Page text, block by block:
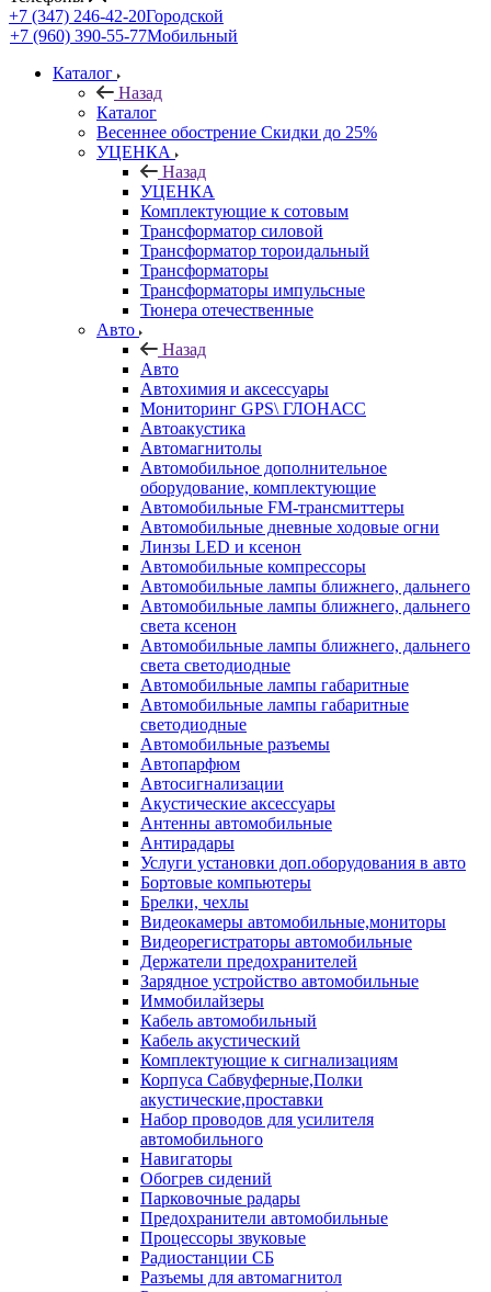
+7 (347) 246-42-20Городской
+7 (960) 390-55-77Мобильный
Каталог
Назад
Каталог
Весеннее обострение Скидки до 25%
УЦЕНКА
Назад
УЦЕНКА
Комплектующие к сотовым
Трансформатор силовой
Трансформатор тороидальный
Трансформаторы
Трансформаторы импульсные
Тюнера отечественные
Авто
Назад
Авто
Автохимия и аксессуары
Мониторинг GPS\ ГЛОНАСС
Автоакустика
Автомагнитолы
Автомобильное дополнительное
оборудование, комплектующие
Автомобильные FM-трансмиттеры
Автомобильные дневные ходовые огни
Линзы LED и ксенон
Автомобильные компрессоры
Автомобильные лампы ближнего, дальнего
Автомобильные лампы ближнего, дальнего
света ксенон
Автомобильные лампы ближнего, дальнего
света светодиодные
Автомобильные лампы габаритные
Автомобильные лампы габаритные
светодиодные
Автомобильные разъемы
Автопарфюм
Автосигнализации
Акустические аксессуары
Антенны автомобильные
Антирадары
Услуги установки доп.оборудования в авто
Бортовые компьютеры
Брелки, чехлы
Видеокамеры автомобильные,мониторы
Видеорегистраторы автомобильные
Держатели предохранителей
Зарядное устройство автомобильные
Иммобилайзеры
Кабель автомобильный
Кабель акустический
Комплектующие к сигнализациям
Корпуса Сабвуферные,Полки
акустические,проставки
Набор проводов для усилителя
автомобильного
Навигаторы
Обогрев сидений
Парковочные радары
Предохранители автомобильные
Процессоры звуковые
Радиостанции СБ
Разъемы для автомагнитол